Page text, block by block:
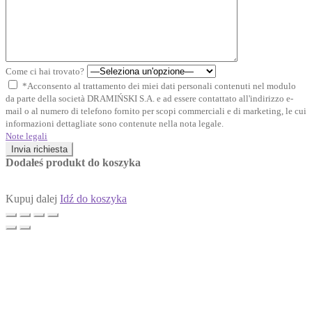
Come ci hai trovato?
*Acconsento al trattamento dei miei dati personali contenuti nel modulo
da parte della società DRAMIŃSKI S.A. e ad essere contattato all'indirizzo e-
mail o al numero di telefono fornito per scopi commerciali e di marketing, le cui
informazioni dettagliate sono contenute nella nota legale.
Note legali
Invia richiesta
Dodałeś produkt do koszyka
Kupuj dalej Idź do koszyka